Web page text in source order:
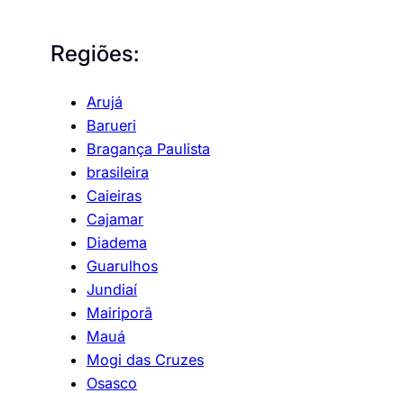
Regiões:
Arujá
Barueri
Bragança Paulista
brasileira
Caieiras
Cajamar
Diadema
Guarulhos
Jundiaí
Mairiporã
Mauá
Mogi das Cruzes
Osasco